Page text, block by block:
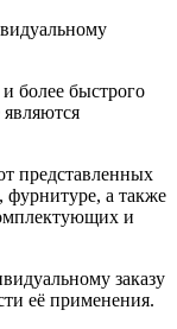
более быстрого
являются
представленных
фурнитуре, а также
и
заказу
её применения.